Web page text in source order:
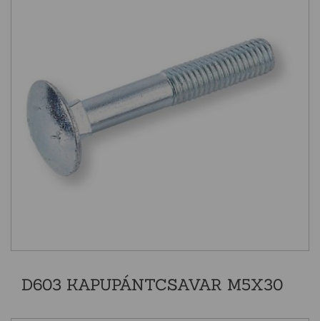
D603 KAPUPÁNTCSAVAR M5X30